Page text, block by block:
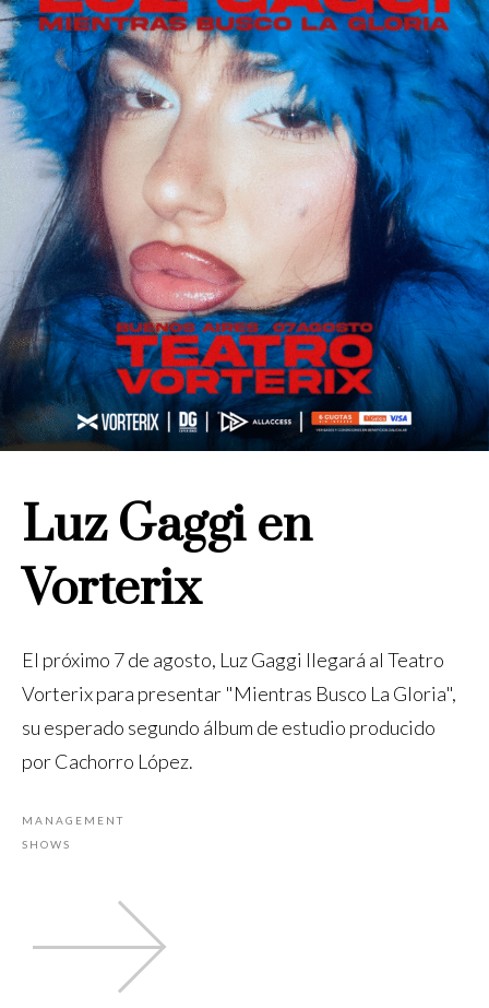
Luz Gaggi en
Vorterix
El próximo 7 de agosto, Luz Gaggi llegará al Teatro
Vorterix para presentar "Mientras Busco La Gloria",
su esperado segundo álbum de estudio producido
por Cachorro López.
MANAGEMENT
SHOWS